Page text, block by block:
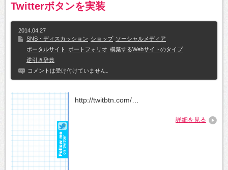
Twitterボタンを実装
2014.04.27
SNS・ディスカッション ショップ ソーシャルメディア
ポータルサイト
ポートフォリオ 構築するWebサイトのタイプ
逆引き辞典
コメントは受け付けていません。
http://twitbtn.com/…
詳細を見る